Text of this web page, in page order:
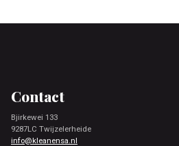
Contact
Bjirkewei 133
9287LC Twijzelerheide
info@kleanensa.nl